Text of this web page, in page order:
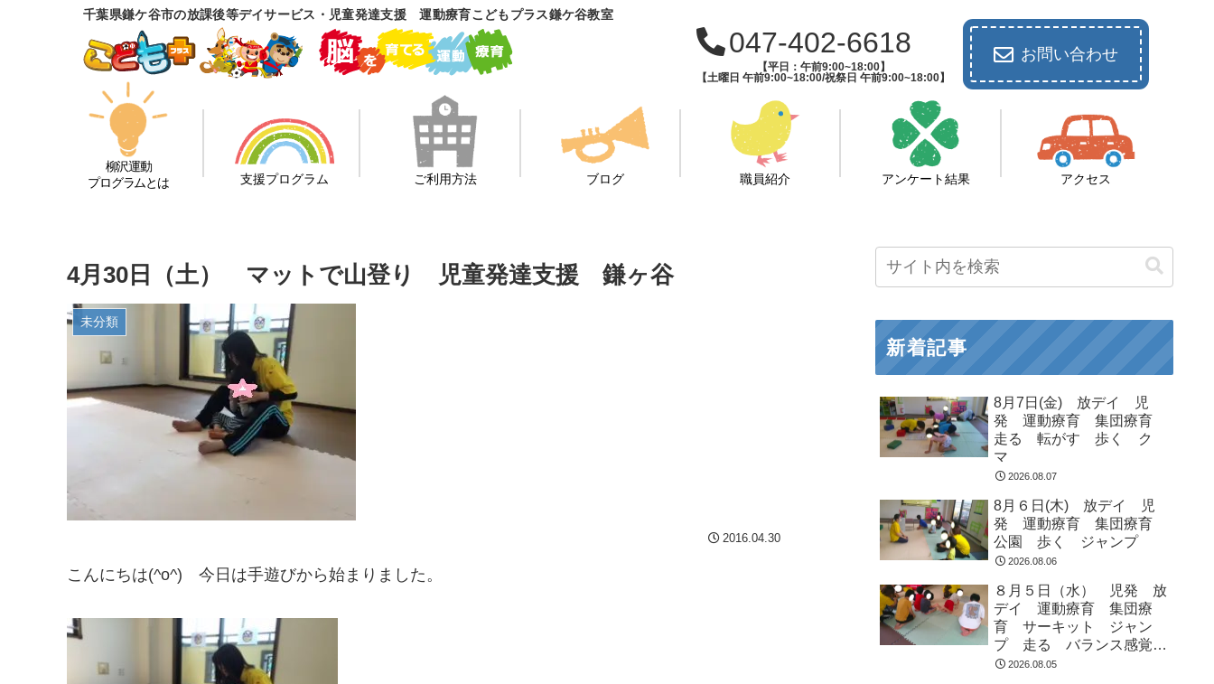
千葉県鎌ケ谷市の放課後等デイサービス・児童発達支援 運動療育こどもプラス鎌ケ谷教室
047-402-6618
【平日：午前9:00~18:00】
【土曜日 午前9:00~18:00/祝祭日 午前9:00~18:00】
お問い合わせ
柳沢運動
プログラムとは
支援プログラム ご利用方法 ブログ 職員紹介 アンケート結果 アクセス
4月30日（土） マットで山登り 児童発達支援 鎌ヶ谷
未分類
2016.04.30
こんにちは(^o^) 今日は手遊びから始まりました。
新着記事
8月7日(金) 放デイ 児
発 運動療育 集団療育
走る 転がす 歩く ク
マ
2026.08.07
8月６日(木) 放デイ 児
発 運動療育 集団療育
公園 歩く ジャンプ
2026.08.06
８月５日（水） 児発 放
デイ 運動療育 集団療
育 サーキット ジャン
プ 走る バランス感覚
ラジオ体操
2026.08.05